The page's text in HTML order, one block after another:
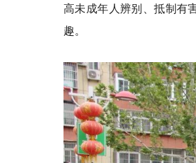
高未成年人辨别、抵制有
趣。